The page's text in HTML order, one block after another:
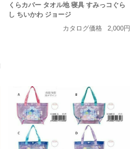
くらカバー タオル地 寝具 すみっコぐら
し ちいかわ ジョージ
カタログ価格
2,000円